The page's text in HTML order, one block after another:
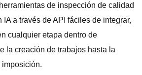
de inspección de calidad
IA a través de API fáciles de integrar,
cualquier etapa dentro de
la creación de trabajos hasta la